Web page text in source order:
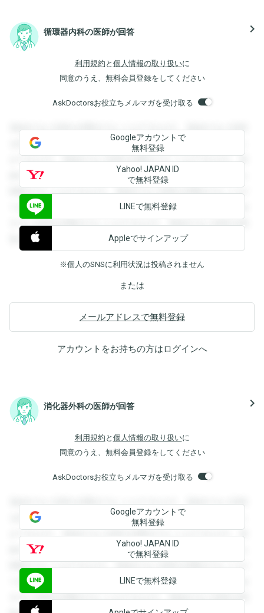
循環器内科の医師が回答 navigate_next
利用規約 と 個人情報の取り扱いに
同意のうえ、無料会員登録をしてください
AskDoctorsお役立ちメルマガを受け取る
登録すると回答を閲覧することができます。登録すると回答
を閲覧することができます。登録すると回答を閲覧すること
ができます。登録すると回答を閲覧することができます。登
録すると回答を閲覧することができます。登録すると回答を
閲覧することができます。登録すると回答を閲覧することが
できます。登録すると回答を閲覧することができます。登録
すると回答を閲覧することができます。登録すると回答を閲
覧することができます。
Googleアカウントで
無料登録
Yahoo! JAPAN ID
で無料登録
LINEで無料登録
Appleでサインアップ
※個人のSNSに利用状況は投稿されません
または
メールアドレスで無料登録
アカウントをお持ちの方はログインへ
消化器外科の医師が回答 navigate_next
利用規約 と 個人情報の取り扱いに
同意のうえ、無料会員登録をしてください
AskDoctorsお役立ちメルマガを受け取る
登録すると回答を閲覧することができます。登録すると回答
を閲覧することができます。登録すると回答を閲覧すること
ができます。登録すると回答を閲覧することができます。登
録すると回答を閲覧することができます。登録すると回答を
閲覧することができます。登録すると回答を閲覧することが
できます。登録すると回答を閲覧することができます。登録
すると回答を閲覧することができます。登録すると回答を閲
Googleアカウントで
無料登録
Yahoo! JAPAN ID
で無料登録
LINEで無料登録